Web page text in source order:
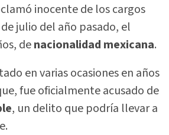
inocente de los cargos
julio del año pasado, el
denacionalidad mexicana.
en varias ocasiones en años
fue oficialmente acusado de
, un delito que podría llevar a